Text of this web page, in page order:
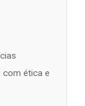
com ética e